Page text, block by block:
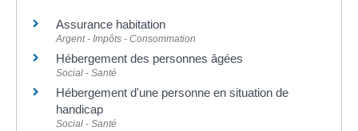
Assurance habitation
Argent - Impôts - Consommation
Hébergement des personnes âgées
Social - Santé
Hébergement d'une personne en situation de
handicap
Social - Santé